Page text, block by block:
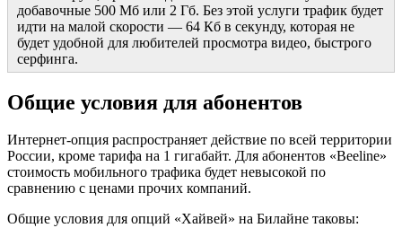
добавочные 500 Мб или 2 Гб. Без этой услуги трафик будет
идти на малой скорости — 64 Кб в секунду, которая не
будет удобной для любителей просмотра видео, быстрого
серфинга.
Общие условия для абонентов
Интернет-опция распространяет действие по всей территории
России, кроме тарифа на 1 гигабайт. Для абонентов «Beeline»
стоимость мобильного трафика будет невысокой по
сравнению с ценами прочих компаний.
Общие условия для опций «Хайвей» на Билайне таковы: